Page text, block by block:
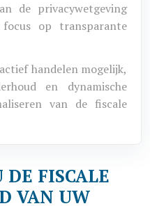
de privacywetgeving
op transparante
handelen mogelijk,
en dynamische
van de fiscale
FISCALE
VAN UW